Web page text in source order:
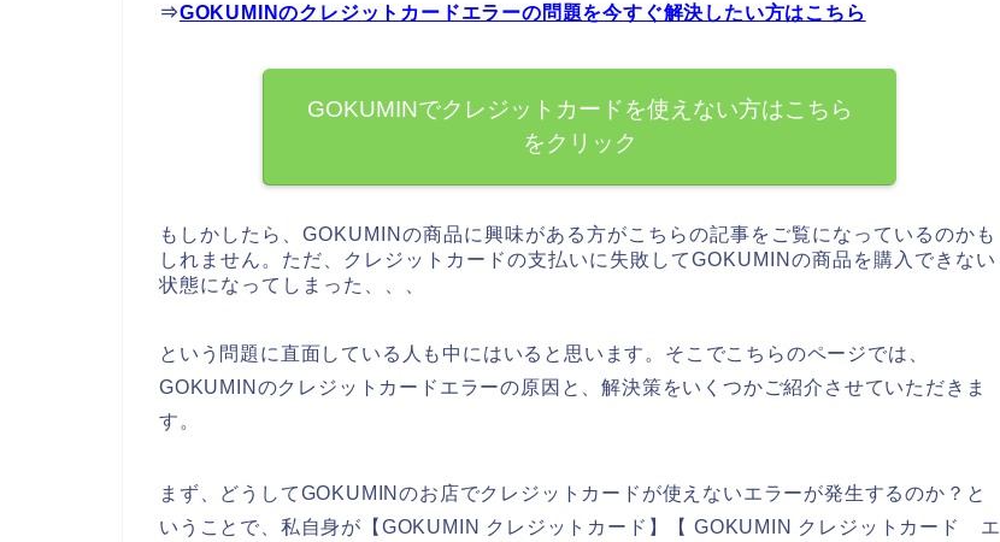
⇒GOKUMINのクレジットカードエラーの問題を今すぐ解決したい方はこちら
GOKUMINでクレジットカードを使えない方はこちら
をクリック
もしかしたら、GOKUMINの商品に興味がある方がこちらの記事をご覧になっているのかも
しれません。ただ、クレジットカードの支払いに失敗してGOKUMINの商品を購入できない
状態になってしまった、、、
という問題に直面している人も中にはいると思います。そこでこちらのページでは、
GOKUMINのクレジットカードエラーの原因と、解決策をいくつかご紹介させていただきま
す。
まず、どうしてGOKUMINのお店でクレジットカードが使えないエラーが発生するのか？と
いうことで、私自身が【GOKUMIN クレジットカード】【 GOKUMIN クレジットカード エ